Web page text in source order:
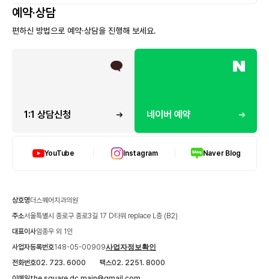
예약·상담
편하신 방법으로 예약·상담을 진행해 보세요.
1:1 상담신청 네이버 예약
YouTube Instagram Naver Blog
상호명더스퀘어치과의원
주소서울특별시 종로구 종로3길 17 D타워 replace L층 (B2)
대표이사임종우 외 1인
사업자등록번호148-05-00909사업자정보확인
전화번호02. 723. 6000 팩스02. 2251. 8000